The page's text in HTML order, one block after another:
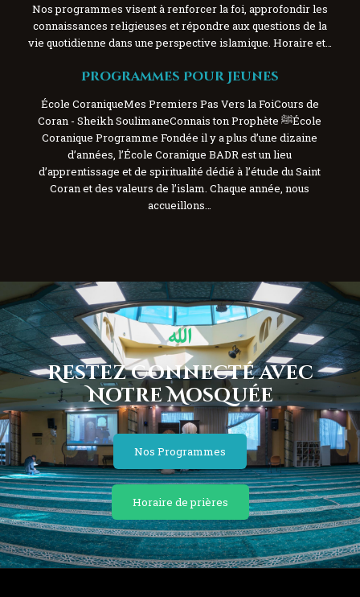
Nos programmes visent à renforcer la foi, approfondir les
connaissances religieuses et répondre aux questions de la
vie quotidienne dans une perspective islamique. Horaire et…
Programmes Pour Jeunes
École CoraniqueMes Premiers Pas Vers la FoiCours de
Coran - Sheikh SoulimaneConnais ton Prophète ﷺÉcole
Coranique Programme Fondée il y a plus d’une dizaine
d’années, l’École Coranique BADR est un lieu
d’apprentissage et de spiritualité dédié à l’étude du Saint
Coran et des valeurs de l’islam. Chaque année, nous
accueillons…
Restez Connecté avec
Notre Mosquée
Nos Programmes
Horaire de prières